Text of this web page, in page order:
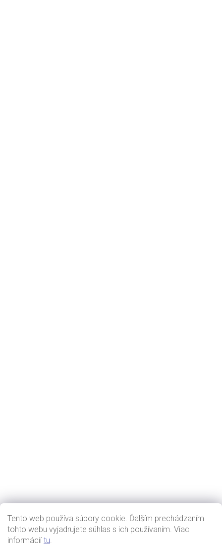
Tento web používa súbory cookie. Ďalším prechádzaním
tohto webu vyjadrujete súhlas s ich používaním. Viac
informáciítu.